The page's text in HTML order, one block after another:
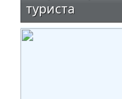
туриста